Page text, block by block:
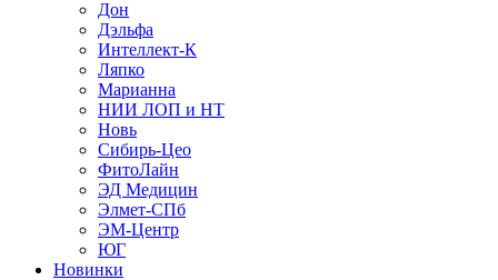
Дон
Дэльфа
Интеллект-К
Ляпко
Марианна
НИИ ЛОП и НТ
Новь
Сибирь-Цео
ФитоЛайн
ЭД Медицин
Элмет-СПб
ЭМ-Центр
ЮГ
Новинки